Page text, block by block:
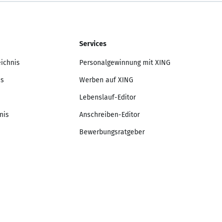
Services
Personalgewinnung mit XING
Werben auf XING
Lebenslauf-Editor
Anschreiben-Editor
Bewerbungsratgeber